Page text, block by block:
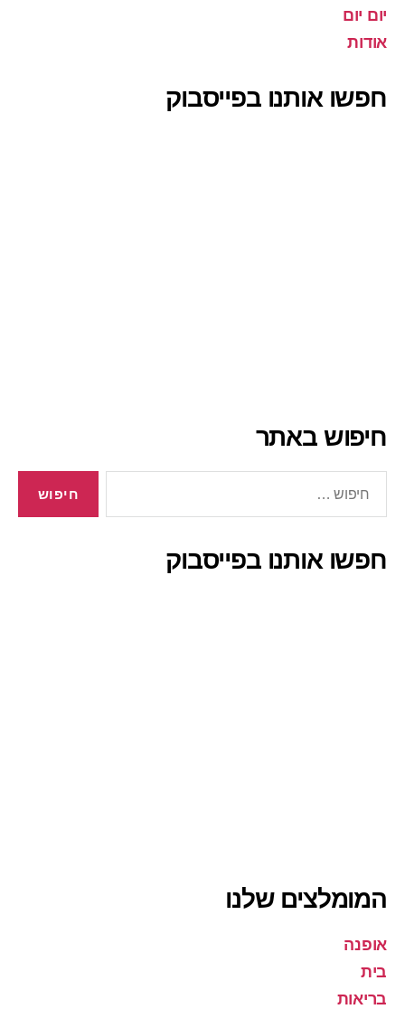
יום יום
אודות
חפשו אותנו בפייסבוק
חיפוש באתר
חפשו אותנו בפייסבוק
המומלצים שלנו
אופנה
בית
בריאות